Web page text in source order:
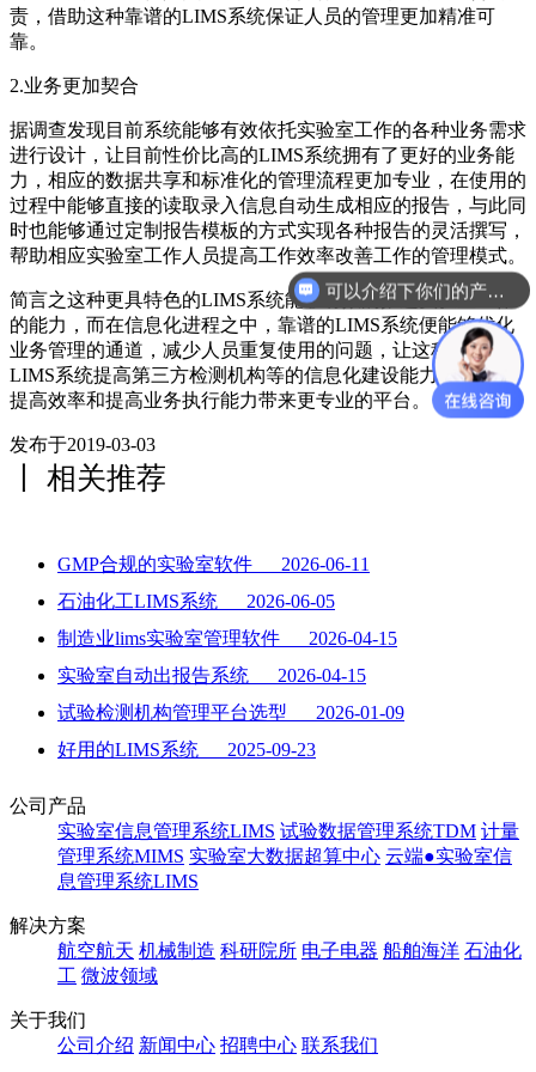
责，借助这种靠谱的LIMS系统保证人员的管理更加精准可
靠。
2.业务更加契合
据调查发现目前系统能够有效依托实验室工作的各种业务需求
进行设计，让目前性价比高的LIMS系统拥有了更好的业务能
力，相应的数据共享和标准化的管理流程更加专业，在使用的
过程中能够直接的读取录入信息自动生成相应的报告，与此同
时也能够通过定制报告模板的方式实现各种报告的灵活撰写，
帮助相应实验室工作人员提高工作效率改善工作的管理模式。
简言之这种更具特色的LIMS系统能够有效的推进实验室工作
的能力，而在信息化进程之中，靠谱的LIMS系统便能够优化
业务管理的通道，减少人员重复使用的问题，让这种可靠的
LIMS系统提高第三方检测机构等的信息化建设能力，为企业
提高效率和提高业务执行能力带来更专业的平台。
发布于2019-03-03
丨 相关推荐
GMP合规的实验室软件 2026-06-11
石油化工LIMS系统 2026-06-05
制造业lims实验室管理软件 2026-04-15
实验室自动出报告系统 2026-04-15
试验检测机构管理平台选型 2026-01-09
好用的LIMS系统 2025-09-23
公司产品
实验室信息管理系统LIMS 试验数据管理系统TDM 计量
管理系统MIMS 实验室大数据超算中心 云端●实验室信
息管理系统LIMS
解决方案
航空航天 机械制造 科研院所 电子电器 船舶海洋 石油化
工 微波领域
关于我们
公司介绍 新闻中心 招聘中心 联系我们
可以介绍下你们的产品么？